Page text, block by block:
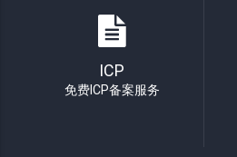
ICP
免费ICP备案服务